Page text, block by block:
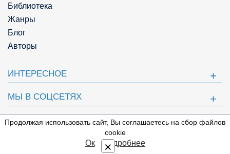
⇩
Библиотека
Жанры
Блог
Авторы
ИНТЕРЕСНОЕ
МЫ В СОЦСЕТЯХ
ПОЛЕЗНОЕ
Продолжая использовать сайт, Вы соглашаетесь на сбор файлов
cookie
Ок Подробнее
×